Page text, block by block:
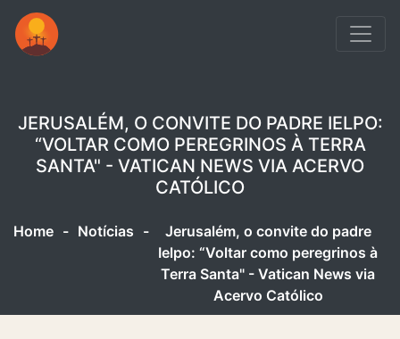
JERUSALÉM, O CONVITE DO PADRE IELPO:
“VOLTAR COMO PEREGRINOS À TERRA
SANTA" - VATICAN NEWS VIA ACERVO
CATÓLICO
Home - Notícias -
Jerusalém, o convite do padre
Ielpo: “Voltar como peregrinos à
Terra Santa" - Vatican News via
Acervo Católico